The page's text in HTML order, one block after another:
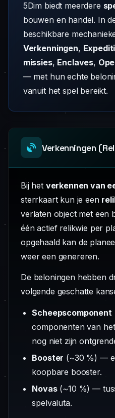
5Dim biedt meerdere
bouwen en handel. In
beschikbare
Verkenningen,
missies, Enclaves,
— met hun echte
vanuit het spel bereikt.
Verkenningen
Bij het verkennen van
sterrkaart kun je een
verlaten object met een
één actief relikwie per
opgehaald kan de
weer een genereren.
De beloningen hebben
volgende geschatte
Scheepscomponent
componenten van
nog niet zijn
Booster (~30 %) —
koopbare booster.
Novas(~10 %) —
spelvaluta.